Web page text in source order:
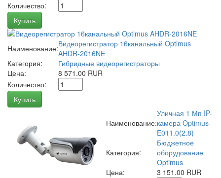
Количество:
Купить
Наименование:Видеорегистратор 16канальный Optimus
AHDR-2016NE
Категория:
Гибридные видеорегистраторы
Цена:
8 571.00 RUR
Количество:
Купить
Наименование:
Уличная 1 Мп IP-
камера Optimus
E011.0(2.8)
Категория:
Бюджетное
оборудование
Optimus
Цена:
3 151.00 RUR